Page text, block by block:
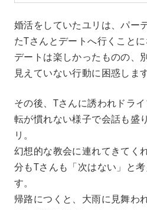
婚活をしていたユリは、パー
たTさんとデートへ行くことに
デートは楽しかったものの、
見えていない行動に困惑します
その後、Tさんに誘われドラ
転が慣れない様子で会話も盛
リ。
幻想的な教会に連れてきてく
分もTさんも「次はない」と
す。
帰路につくと、大雨に見舞わ